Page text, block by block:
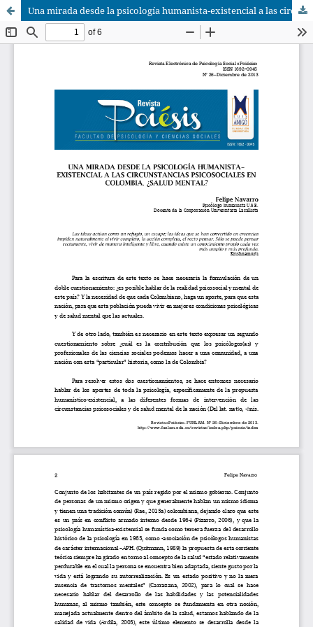
Una mirada desde la psicología humanista-existencial a las circunstancias psicosociales en Colombia. ¿Salud mental?